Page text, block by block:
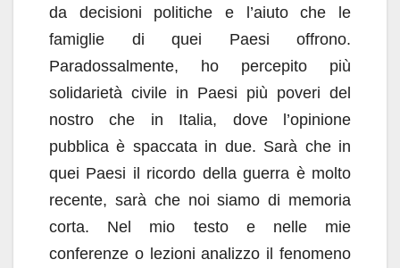
da decisioni politiche e l’aiuto che le
famiglie di quei Paesi offrono.
Paradossalmente, ho percepito più
solidarietà civile in Paesi più poveri del
nostro che in Italia, dove l’opinione
pubblica è spaccata in due. Sarà che in
quei Paesi il ricordo della guerra è molto
recente, sarà che noi siamo di memoria
corta. Nel mio testo e nelle mie
conferenze o lezioni analizzo il fenomeno